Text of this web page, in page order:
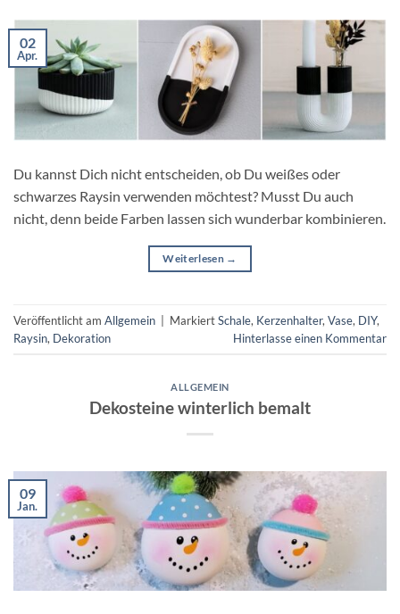
02
Apr.
Du kannst Dich nicht entscheiden, ob Du weißes oder
schwarzes Raysin verwenden möchtest? Musst Du auch
nicht, denn beide Farben lassen sich wunderbar kombinieren.
Weiterlesen →
Veröffentlicht am Allgemein | MarkiertSchale, Kerzenhalter, Vase, DIY,
Raysin, Dekoration Hinterlasse einen Kommentar
ALLGEMEIN
Dekosteine winterlich bemalt
09
Jan.